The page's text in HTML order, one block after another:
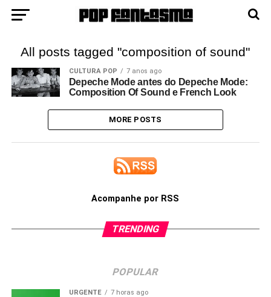
All posts tagged "composition of sound"
CULTURA POP 7 anos ago
Depeche Mode antes do Depeche Mode:
Composition Of Sound e French Look
MORE POSTS
Acompanhe por RSS
TRENDING
POPULAR
URGENTE 7 horas ago